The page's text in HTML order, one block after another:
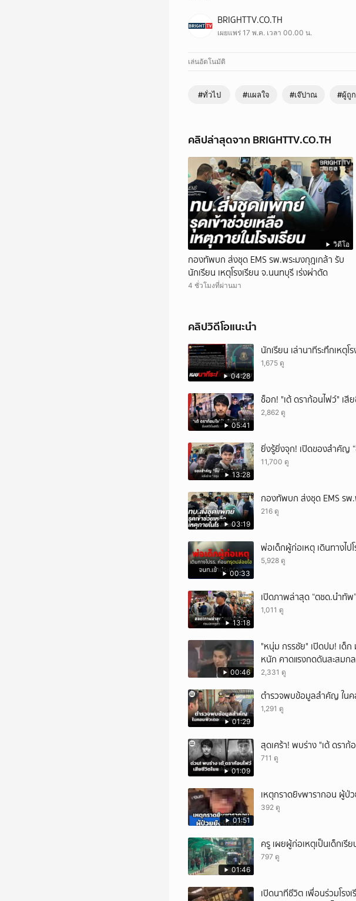
BRIGHTTV.CO.TH
เผยแพร่ 17 พ.ค. เวลา 00.00 น.
เล่นอัตโนมัติ
#ทั่วไป #แผลใจ #เจ๊ปาณ #ผู้ถู
คลิปล่าสุดจาก BRIGHTTV.CO.TH
วิดีโอ
กองทัพบก ส่งชุด EMS รพ.พระมงกุฎเกล้า รับ
นักเรียน เหตุโรงเรียน จ.นนทบุรี เร่งผ่าตัด
4 ชั่วโมงที่ผ่านมา
คลิปวิดีโอแนะนำ
04:28
นักเรียน เล่านาทีระทึกเหตุ
1,675 ดู
05:41
ช็อก! "เต้ ดราก้อนไฟว์" เสี
2,862 ดู
13:28
ยิ่งรู้ยิ่งจุก! เปิดของสำคัญ “
11,700 ดู
03:19
กองทัพบก ส่งชุด EMS รพ.
216 ดู
00:33
พ่อเด็กผู้ก่อเหตุ เดินทางไป
5,928 ดู
13:18
เปิดภาพล่าสุด “ตชด.นำทั
1,011 ดู
00:46
"หนุ่ม กรรชัย" เปิดปม! เด็
หนัก คาดแรงกดดันสะสมก
2,331 ดู
01:29
ตำรวจพบข้อมูลสำคัญ ในค
1,291 ดู
01:09
สุดเศร้า! พบร่าง "เต้ ดราก้
711 ดู
01:51
เหตุกราดยิvพารากอน ผู้ป่
392 ดู
01:46
ครู เผยผู้ก่อเหตุเป็นเด็กเรี
797 ดู
เปิดนาทีชีวิต เพื่อนร่วมโรง
ยกเ